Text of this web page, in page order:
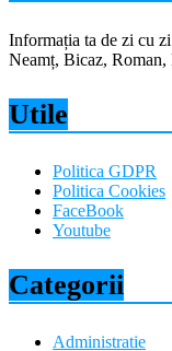
Informația ta de zi cu
Neamț, Bicaz,
Utile
Politica GDPR
Politica Cookies
FaceBook
Youtube
Categorii
Administratie